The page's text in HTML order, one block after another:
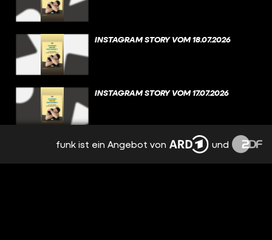
INSTAGRAM STORY VOM 18.07.2026
INSTAGRAM STORY VOM 17.07.2026
INSTAGRAM STORY VOM 16.07.2026
funk ist ein Angebot von und